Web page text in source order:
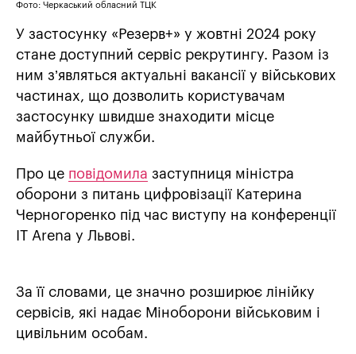
Фото: Черкаський обласний ТЦК
У застосунку «Резерв+» у жовтні 2024 року
стане доступний сервіс рекрутингу. Разом із
ним з’являться актуальні вакансії у військових
частинах, що дозволить користувачам
застосунку швидше знаходити місце
майбутньої служби.
Про це повідомила заступниця міністра
оборони з питань цифровізації Катерина
Черногоренко під час виступу на конференції
IT Arena у Львові.
За її словами, це значно розширює лінійку
сервісів, які надає Міноборони військовим і
цивільним особам.